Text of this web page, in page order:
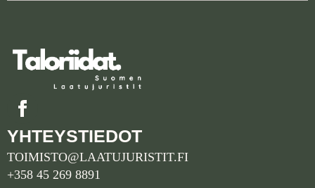
YHTEYSTIEDOT
TOIMISTO@LAATUJURISTIT.FI
+358 45 269 8891